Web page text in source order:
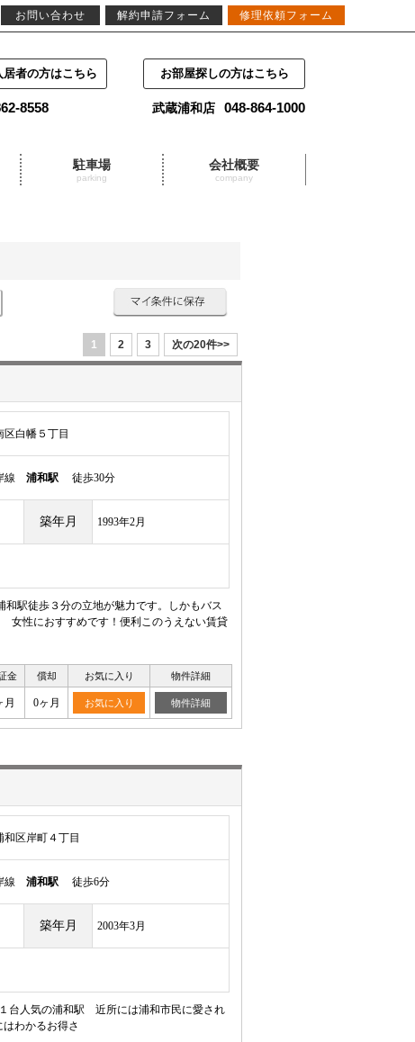
者の方はこちら
8558
お部屋探しの方はこちら
武蔵浦和店 048-864-1000
駐車場
parking
会社概要
company
1 2 3 次の20件>>
白幡５丁目
線 浦和駅 徒歩30分
築年月 1993年2月
駅徒歩３分の立地が魅力です。しかもバス
女性におすすめです！便利このうえない賃貸
金 償却 お気に入り 物件詳細
月 0ヶ月 お気に入り 物件詳細
区岸町４丁目
線 浦和駅 徒歩6分
築年月 2003年3月
人気の浦和駅 近所には浦和市民に愛され
わかるお得さ
お問い合わせ 解約申請フォーム 修理依頼フォーム